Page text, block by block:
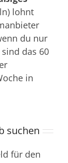
lohnt
du nur
das 60
in
suchen
für den